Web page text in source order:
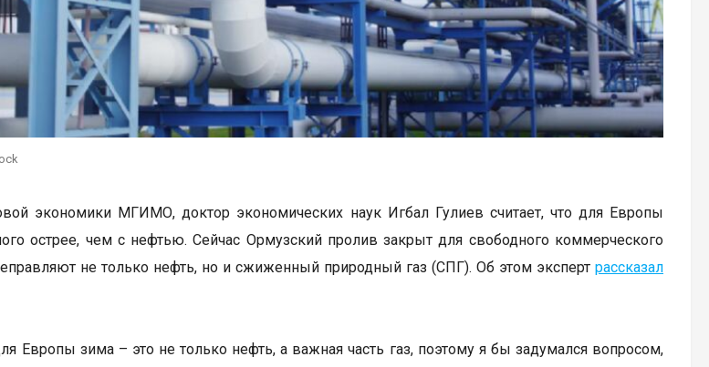
экономики МГИМО, доктор экономических наук Игбал Гулиев считает, что для Европы
острее, чем с нефтью. Сейчас Ормузский пролив закрыт для свободного коммерческого
не только нефть, но и сжиженный природный газ (СПГ). Об этом эксперт рассказал
Европы зима – это не только нефть, а важная часть газ, поэтому я бы задумался вопросом,